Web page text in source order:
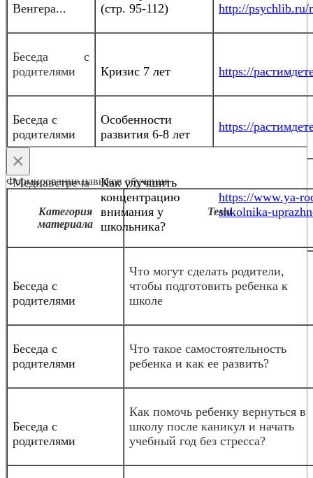
Венгера...
(стр. 95-112)
http://psychlib.ru/
Беседа с
родителями
Кризис 7 лет https://
Беседа с
родителями
Особенности
развития 6-8 лет
https://
Медиавстреча
Как улучшить
концентрацию
внимания у
школьника?
https://www.ya-
shkolnika-
×
Формирование навыков обучения
Категория
материала
Тема
Беседа с
родителями
Что могут сделать родители,
чтобы подготовить ребенка к
школе
Беседа с
родителями
Что такое самостоятельность
ребенка и как ее развить?
Беседа с
родителями
Как помочь ребенку вернуться в
школу после каникул и начать
учебный год без стресса?